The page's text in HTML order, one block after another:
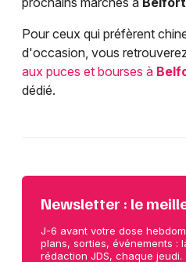
Pour ceux qui préfèrent
d'occasion, vous
aux puces et bourses à
dédié.
Newsletter : le
J-6 avant votre dose
plans, sorties, événements :
rédaction JDS, chaque jeudi.